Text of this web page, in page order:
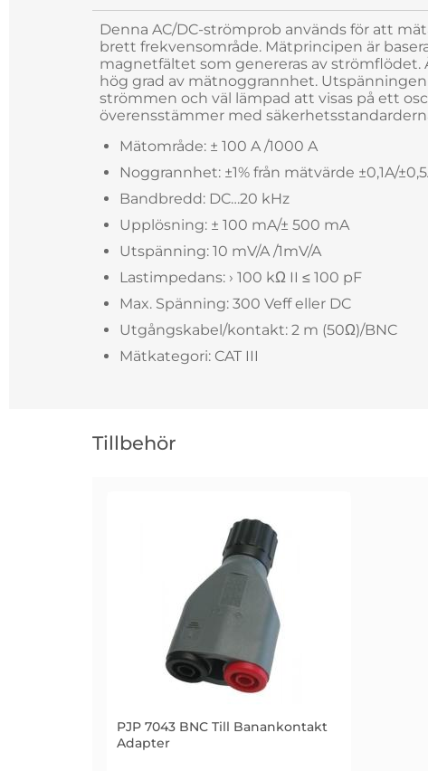
Denna AC/DC-strömprob används för att
brett frekvensområde. Mätprincipen är
magnetfältet som genereras av
hög grad av mätnoggrannhet.
strömmen och väl lämpad att visas på ett
överensstämmer med
Mätområde: ± 100 A /1000 A
Noggrannhet: ±1% från mätvärde ±0,1A/
Bandbredd: DC…20 kHz
Upplösning: ± 100 mA/± 500 mA
Utspänning: 10 mV/A /1mV/A
Lastimpedans: › 100 kΩ II ≤ 100 pF
Max. Spänning: 300 Veff eller DC
Utgångskabel/kontakt: 2 m (50Ω)/BNC
Mätkategori: CAT III
Tillbehör
PJP 7043 BNC Till Banankontakt
Adapter